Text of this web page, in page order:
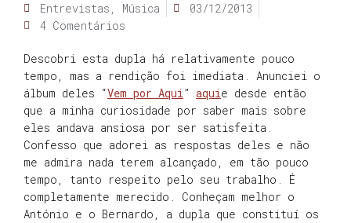
Entrevistas , Música
03/12/2013
4 Comentários
Descobri esta dupla há relativamente pouco
tempo, mas a rendição foi imediata. Anunciei o
álbum deles “Vem por Aqui” aquie desde então
que a minha curiosidade por saber mais sobre
eles andava ansiosa por ser satisfeita.
Confesso que adorei as respostas deles e não
me admira nada terem alcançado, em tão pouco
tempo, tanto respeito pelo seu trabalho. É
completamente merecido. Conheçam melhor o
António e o Bernardo, a dupla que constituí os